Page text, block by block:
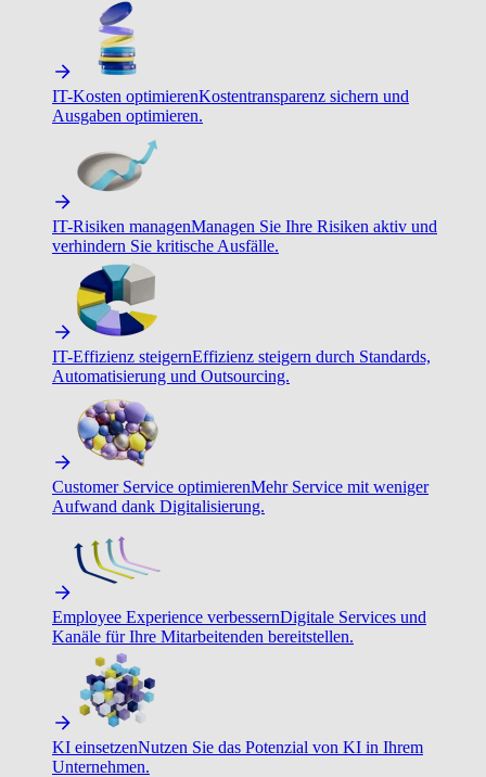
IT-Kosten optimierenKostentransparenz sichern und
Ausgaben optimieren.
IT-Risiken managenManagen Sie Ihre Risiken aktiv und
verhindern Sie kritische Ausfälle.
IT-Effizienz steigernEffizienz steigern durch Standards,
Automatisierung und Outsourcing.
Customer Service optimierenMehr Service mit weniger
Aufwand dank Digitalisierung.
Employee Experience verbessernDigitale Services und
Kanäle für Ihre Mitarbeitenden bereitstellen.
KI einsetzenNutzen Sie das Potenzial von KI in Ihrem
Unternehmen.